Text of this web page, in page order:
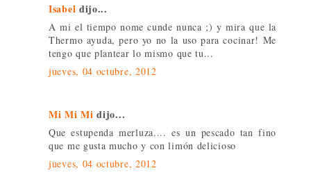
Isabel dijo...
A mi el tiempo nome cunde nunca ;) y mira que la
Thermo ayuda, pero yo no la uso para cocinar! Me
tengo que plantear lo mismo que tu...
jueves, 04 octubre, 2012
Mi Mi Mi dijo...
Que estupenda merluza.... es un pescado tan fino
que me gusta mucho y con limón delicioso
jueves, 04 octubre, 2012